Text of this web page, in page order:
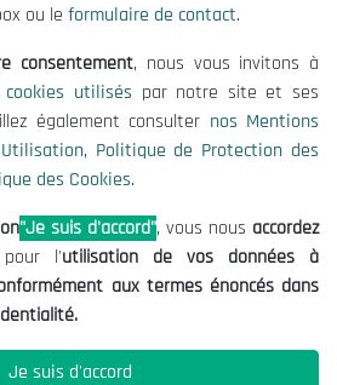
des Données
01 00|01|02
Initiatives ?
ou le formulaire de contact.
consentement, nous vous invitons à
utilisés par notre site et ses
également consulter nos Mentions
, Politique de Protection des
des Cookies.
"Je suis d'accord", vous nous accordez
pour l'utilisation de vos données à
aux termes énoncés dans
Je suis d'accord